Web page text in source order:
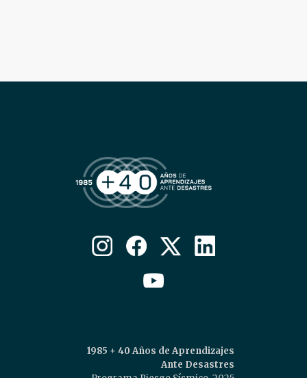
1985 + 40 Años de Aprendizajes
Ante Desastres